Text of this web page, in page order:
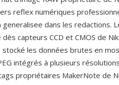
reflex numériques
dans les redactions.
capteurs CCD et CMOS de
les données brutes en
intégrés à plusieurs
propriétaires MakerNote de